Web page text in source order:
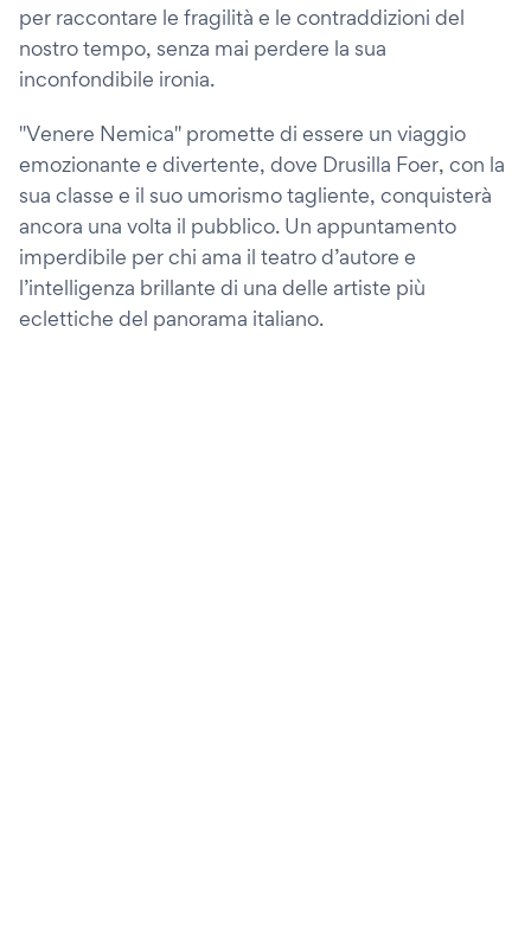
per raccontare le fragilità e le contraddizioni del
nostro tempo, senza mai perdere la sua
inconfondibile ironia.
"Venere Nemica" promette di essere un viaggio
emozionante e divertente, dove Drusilla Foer, con la
sua classe e il suo umorismo tagliente, conquisterà
ancora una volta il pubblico. Un appuntamento
imperdibile per chi ama il teatro d’autore e
l’intelligenza brillante di una delle artiste più
eclettiche del panorama italiano.